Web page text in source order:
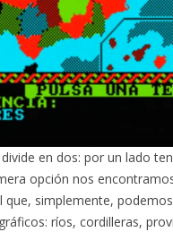
en dos: por un lado
opción nos
que, simplemente,
ríos, cordilleras,